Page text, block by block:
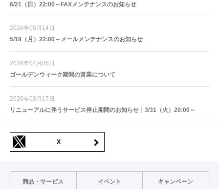
6/21（日）22:00～FAXメンテナンスのお知らせ
2026年05月14日
5/18（月）22:00～メールメンテナンスのお知らせ
2026年04月06日
ゴールデンウィーク期間の営業について
2026年03月17日
リニューアルに伴うサービス停止期間のお知らせ｜3/31（火）20:00～
X
商品・サービス イベント キャンペーン